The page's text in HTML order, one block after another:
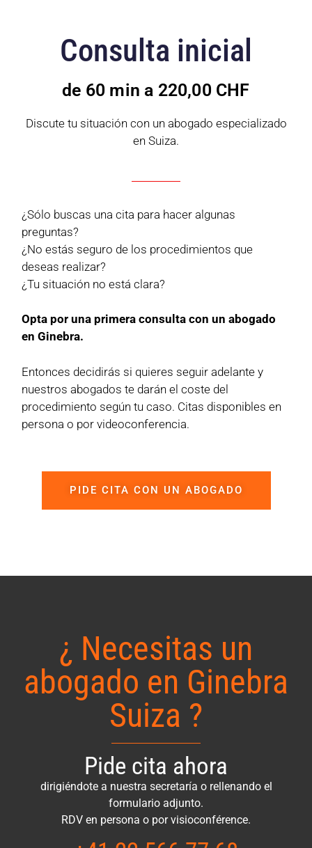
Consulta inicial
de 60 min a 220,00 CHF
Discute tu situación con un abogado especializado
en Suiza.
¿Sólo buscas una cita para hacer algunas
preguntas?
¿No estás seguro de los procedimientos que
deseas realizar?
¿Tu situación no está clara?
Opta por una primera consulta con un abogado
en Ginebra.
Entonces decidirás si quieres seguir adelante y
nuestros abogados te darán el coste del
procedimiento según tu caso. Citas disponibles en
persona o por videoconferencia.
PIDE CITA CON UN ABOGADO
¿ Necesitas un
abogado en Ginebra
Suiza ?
Pide cita ahora
dirigiéndote a nuestra secretaría o rellenando el
formulario adjunto.
RDV en persona o por visioconférence.